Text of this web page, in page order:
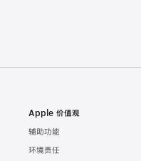
Apple 价值观
辅助功能
环境责任